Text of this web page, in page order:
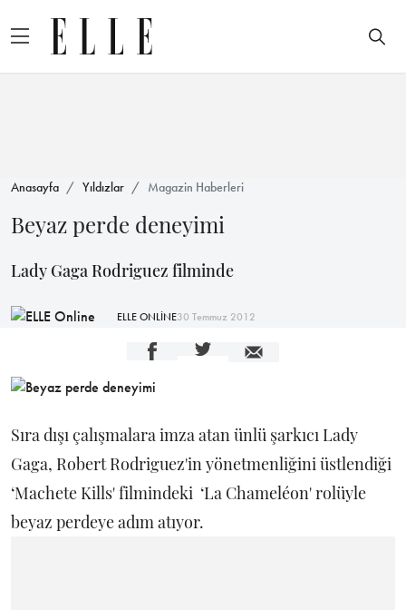
Anasayfa Yıldızlar Magazin Haberleri
Beyaz perde deneyimi
Lady Gaga Rodriguez filminde
ELLE ONLİNE30 Temmuz 2012
Sıra dışı çalışmalara imza atan ünlü şarkıcı Lady
Gaga, Robert Rodriguez'in yönetmenliğini üstlendiği
‘Machete Kills' filmindeki ‘La Chameléon' rolüyle
beyaz perdeye adım atıyor.